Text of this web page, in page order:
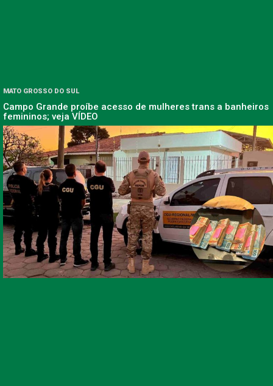
MATO GROSSO DO SUL
Campo Grande proíbe acesso de mulheres trans a banheiros
femininos; veja VÍDEO